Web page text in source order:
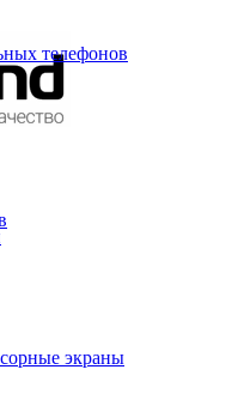
телефонов
экраны